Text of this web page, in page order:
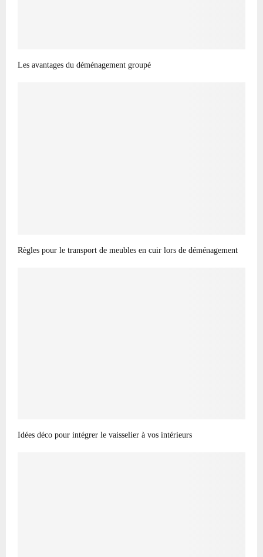
Les avantages du déménagement groupé
Règles pour le transport de meubles en cuir lors de déménagement
Idées déco pour intégrer le vaisselier à vos intérieurs